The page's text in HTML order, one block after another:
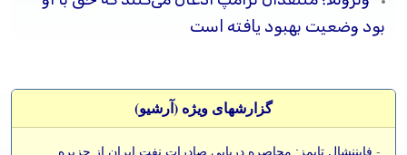
بود وضعیت بهبود یافته است
گزارشهای ویژه (آرشيو)
- فایننشال تایمز: محاصره دریایی صادرات نفت ایران از جزیره